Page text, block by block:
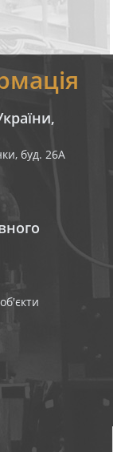
буд. 26А